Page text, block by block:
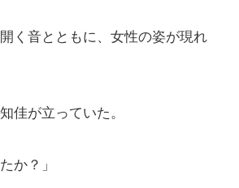
く音とともに、女性の姿が現れ
佳が立っていた。
か？」